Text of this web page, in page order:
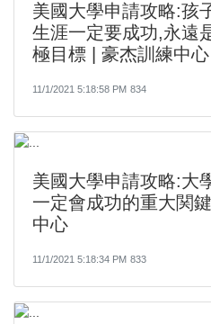
美國大學申請攻略:孩
生涯一定要成功,永遠
極目標 | 豪杰訓練中心
11/1/2021 5:18:58 PM 834
美國大學申請攻略:大
一定會成功的重大関
中心
11/1/2021 5:18:34 PM 833